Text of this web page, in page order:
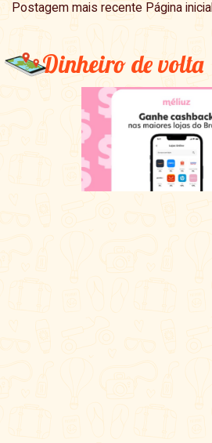
Postagem mais recente Página inicial
Dinheiro de volta